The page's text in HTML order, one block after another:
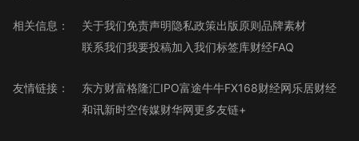
相关信息： 关于我们免责声明隐私政策出版原则品牌素材
联系我们我要投稿加入我们标签库财经FAQ
友情链接： 东方财富格隆汇IPO富途牛牛FX168财经网乐居财经
和讯新时空传媒财华网更多友链+